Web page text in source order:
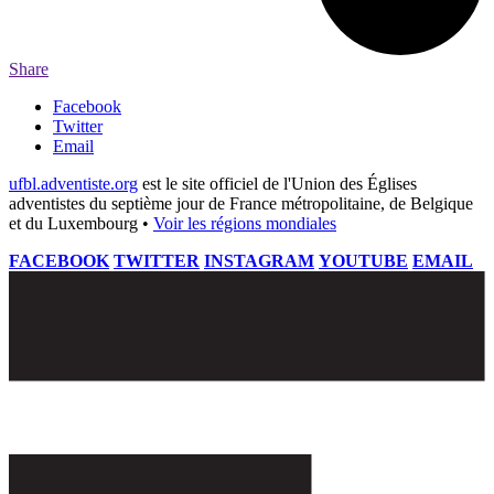
Share
Facebook
Twitter
Email
ufbl.adventiste.org est le site officiel de l'Union des Églises
adventistes du septième jour de France métropolitaine, de Belgique
et du Luxembourg • Voir les régions mondiales
FACEBOOK TWITTER INSTAGRAM YOUTUBE EMAIL